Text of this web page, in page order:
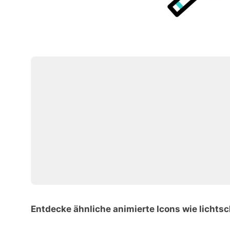
Entdecke ähnliche animierte Icons wie